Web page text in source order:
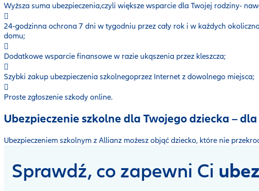
Wyższa suma ubezpieczenia,czyli większe wsparcie dla Twojej rodziny-
24-godzinna ochrona 7 dni w tygodniu przez cały rok i w każdych
domu;
Dodatkowe wsparcie finansowe w razie ukąszenia przez kleszcza;
Szybki zakup ubezpieczenia szkolnegoprzez Internet z dowolnego miejsca;
Proste zgłoszenie szkody online.
Ubezpieczenie szkolne dla Twojego dziecka –
Ubezpieczeniem szkolnym z Allianz możesz objąć dziecko, które nie
Sprawdź, co zapewni Ci